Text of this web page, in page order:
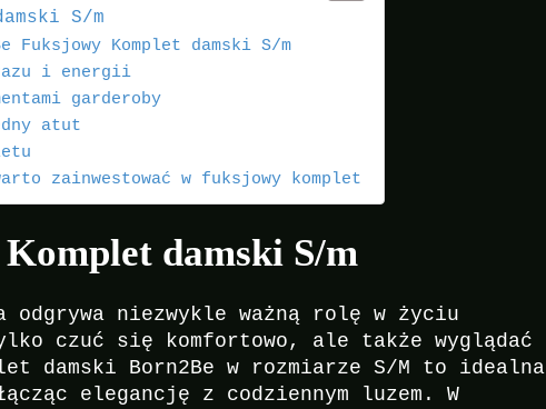
S/m
Fuksjowy Komplet damski S/m
i energii
garderoby
atut
zainwestować w fuksjowy komplet
damski S/m
odgrywa niezwykle ważną rolę w życiu
czuć się komfortowo, ale także wyglądać
damski Born2Be w rozmiarze S/M to idealna
elegancję z codziennym luzem. W